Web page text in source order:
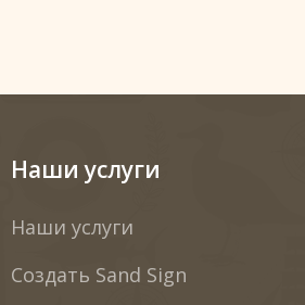
Наши услуги
Наши услуги
Создать Sand Sign